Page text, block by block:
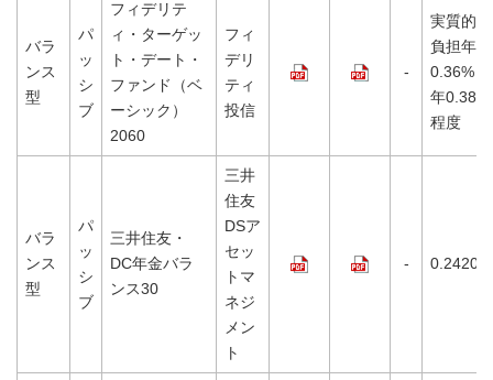
バラ
ンス
型
パ
ッ
シ
ブ
フィデリテ
ィ・ターゲッ
ト・デート・
ファンド（ベ
ーシック）
2060
フィ
デリ
ティ
投信
-
実質的な
負担年
0.36%～
年0.38%
程度
バラ
ンス
型
パ
ッ
シ
ブ
三井住友・
DC年金バラ
ンス30
三井
住友
DSア
セッ
トマ
ネジ
メン
ト
- 0.2420%